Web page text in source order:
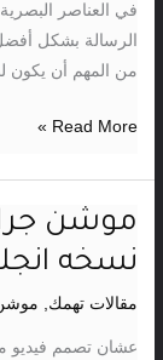
في العناصر
الرسالة بشكل
من المهم أن يكون
Read More »
موشن
نسخه
مقالات تهمك
عشان تصمم فيديو
موشن
جرافيك
يوتيوبيا
نسخه